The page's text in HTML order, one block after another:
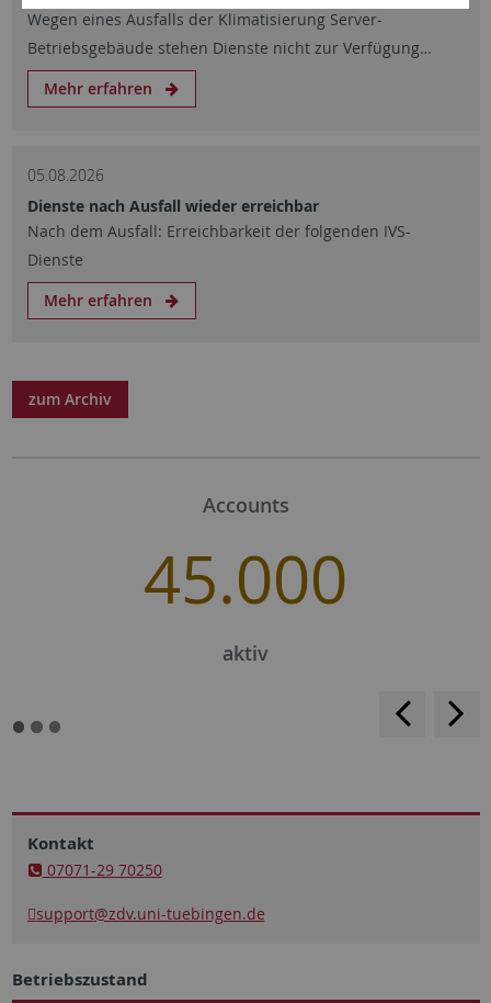
Wegen eines Ausfalls der Klimatisierung Server-
Betriebsgebäude stehen Dienste nicht zur Verfügung…
Mehr erfahren
05.08.2026
Dienste nach Ausfall wieder erreichbar
Nach dem Ausfall: Erreichbarkeit der folgenden IVS-
Dienste
Mehr erfahren
zum Archiv
Accounts
45.000
aktiv
Kontakt
07071-29 70250
support@zdv.uni-tuebingen.de
Betriebszustand